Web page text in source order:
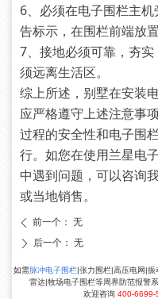
ꄲ 后一个： 无
ꄴ 前一个： 无
6、必须在电子围栏主
告标示，在围栏前端放置
7、接地必须可靠，夯
须远离生活区。
综上所述，别墅在安装
应严格遵守上述注意事
过程的安全性和电子围
行。如您在使用兰星电
中遇到问题，可以咨询
或当地销售。
如需脉冲电子围栏|张力围栏|高压电网|
雷达|牧场电子围栏等周界防范报警
欢迎咨询 400-6699-